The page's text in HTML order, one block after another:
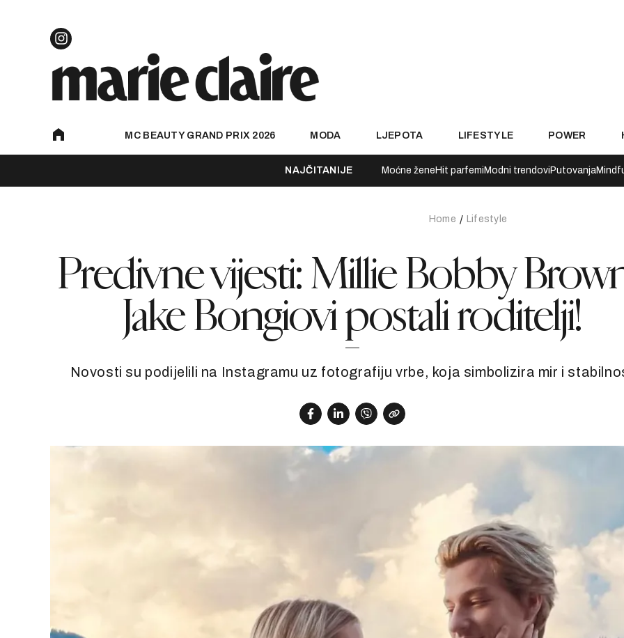
MC BEAUTY GRAND PRIX 2026 MODA LJEPOTA LIFESTYLE POWER
NAJČITANIJE Moćne žene Hit parfemi Modni trendovi Putovanja
Home Lifestyle
Predivne vijesti: Millie Bobby
Jake Bongiovi postali roditelji!
Novosti su podijelili na Instagramu uz fotografiju vrbe, koja simbolizira mir i